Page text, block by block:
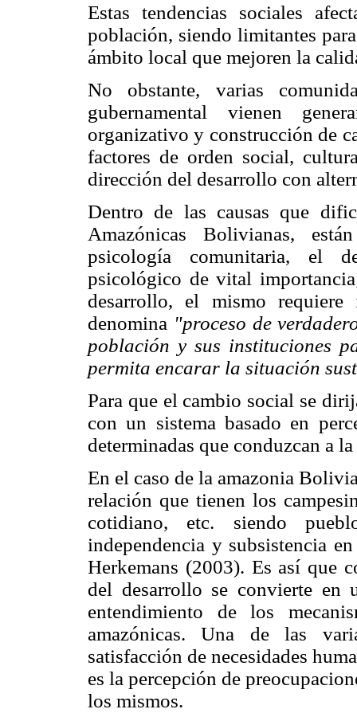
Estas tendencias sociales
población, siendo limitantes
ámbito local que mejoren la
No obstante, varias
gubernamental vienen
organizativo y construcción de
factores de orden social,
dirección del desarrollo con
Dentro de las causas que
Amazónicas Bolivianas,
psicología comunitaria, el
psicológico de vital
desarrollo, el mismo
denomina "proceso de
población y sus instituciones
permita encarar la situación
Para que el cambio social se
con un sistema basado en
determinadas que conduzcan a
En el caso de la amazonia
relación que tienen los
cotidiano, etc. siendo
independencia y subsistencia
Herkemans (2003). Es así que
del desarrollo se convierte en
entendimiento de los
amazónicas. Una de las
satisfacción de necesidades
es la percepción de
los mismos.